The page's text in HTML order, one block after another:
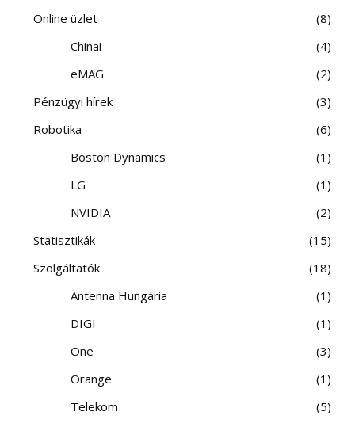
Online üzlet
8
Chinai
4
eMAG
2
Pénzügyi hírek
3
Robotika
6
Boston Dynamics
1
LG
1
NVIDIA
2
Statisztikák
15
Szolgáltatók
18
Antenna Hungária
1
DIGI
1
One
3
Orange
1
Telekom
5